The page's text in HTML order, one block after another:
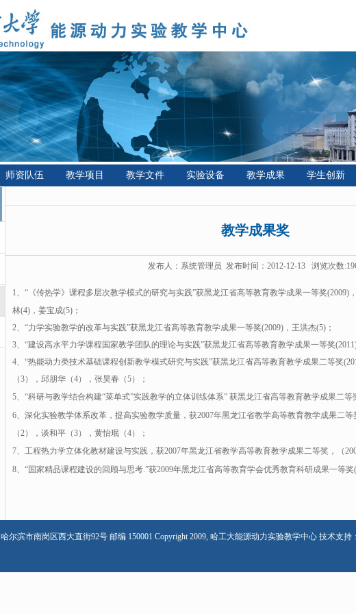
师资队伍 教学项目 教学文件 实验设备 教学成果 学生创新
教学成果奖
发布人：系统管理员 发布时间：2012-12-13 浏览次数:
1、“《传热学》课程多层次教学模式的研究与实践”获黑龙江省高等教育教学成果一等奖(2009)
林(4)，姜宝成(5)；
2、“力学实验教学的改革与实践”获黑龙江省高等教育教学成果一等奖(2009)，王洪杰(5)；
3、“建设高水平力学课程国家教学团队的理论与实践”获黑龙江省高等教育教学成果一等奖
4、“热能动力类技术基础课程创新教学模式研究与实践”获黑龙江省高等教育教学成果二等奖
（3），邱朋华（4），张昊春（5）；
5、“科研与教学结合构建“菜单式”实践教学的立体训练体系” 获黑龙江省高等教育教学成果二等
6、 深化实验教学体系改革，提高实验教学质量 ，获2007年黑龙江省教学高等教育教学成果二
（2），谈和平（3），黄怡珉（4）；
7、 工程热力学立体化教材建设与实践 ，获2007年黑龙江省教学高等教育教学成果二等奖，（
8、“国家精品课程建设的回顾与思考.”获2009年黑龙江省高等教育学会优秀教育科研成果一等奖
哈尔滨市南岗区西大直街92号 邮编 150001 Copyright 2009, 哈工大能源动力实验教学中心 技术支